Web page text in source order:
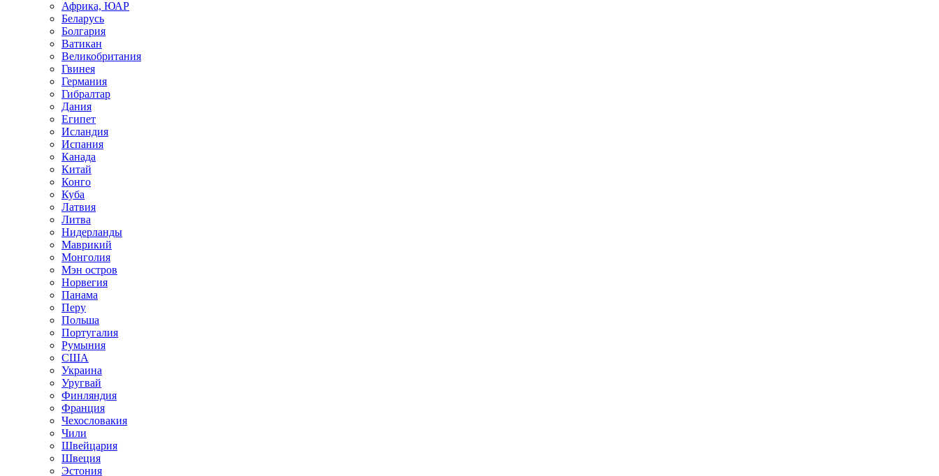
Африка, ЮАР
Беларусь
Болгария
Ватикан
Великобритания
Гвинея
Германия
Гибралтар
Дания
Египет
Исландия
Испания
Канада
Китай
Конго
Куба
Латвия
Литва
Нидерланды
Маврикий
Монголия
Мэн остров
Норвегия
Панама
Перу
Польша
Португалия
Румыния
США
Украина
Уругвай
Финляндия
Франция
Чехословакия
Чили
Швейцария
Швеция
Эстония